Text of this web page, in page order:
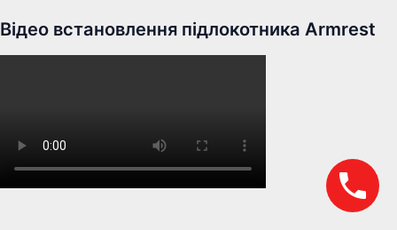
Відео встановлення підлокотника Armrest